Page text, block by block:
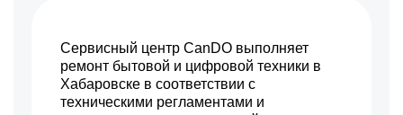
Сервисный центр CanDO выполняет
ремонт бытовой и цифровой техники в
Хабаровске в соответствии с
техническими регламентами и